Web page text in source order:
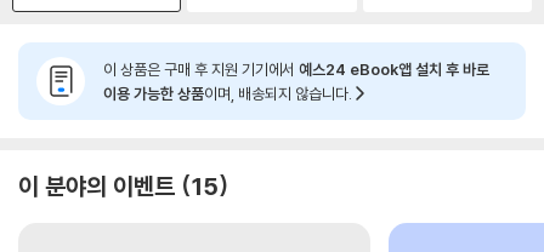
이 상품은 구매 후 지원 기기에서 예스24 eBook앱 설치 후 바로
이용 가능한 상품이며, 배송되지 않습니다.
이 분야의 이벤트 15